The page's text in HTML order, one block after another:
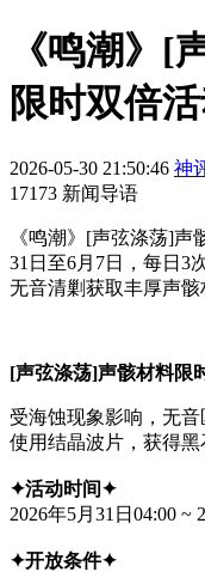
《鸣潮》[
限时双倍
2026-05-30 21:50:46 神
17173 新闻导语
《鸣潮》[声弦涤荡]声
31日至6月7日，每日3
无音清剿获取丰厚声骸
[声弦涤荡]声骸材料限
受海蚀现象影响，无
使用结晶波片，获得黑
✦活动时间✦
2026年5月31日04:00 ~
✦开放条件✦